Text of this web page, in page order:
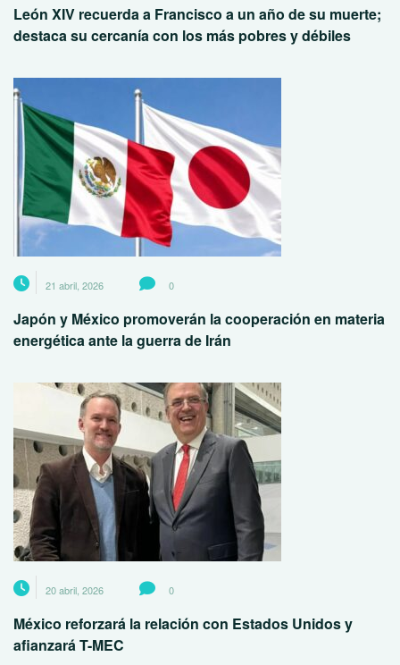
León XIV recuerda a Francisco a un año de su muerte;
destaca su cercanía con los más pobres y débiles
21 abril, 2026 0
Japón y México promoverán la cooperación en materia
energética ante la guerra de Irán
20 abril, 2026 0
México reforzará la relación con Estados Unidos y
afianzará T-MEC